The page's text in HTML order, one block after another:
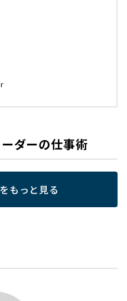
ダーの仕事術
もっと見る